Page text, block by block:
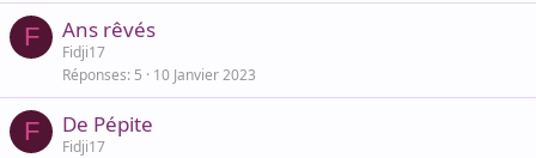
F Ans rêvés
Fidji17
Réponses 5 10 Janvier 2023
F De Pépite
Fidji17